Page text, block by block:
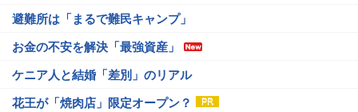
避難所は「まるで難民キャンプ」
お金の不安を解決「最強資産」
ケニア人と結婚「差別」のリアル
花王が「焼肉店」限定オープン？